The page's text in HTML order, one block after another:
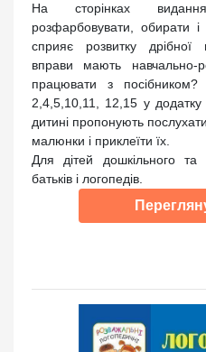
На сторінках
розфарбовувати, обирати
сприяє розвитку дрібної
вправи мають навчально-
працювати з
2,4,5,10,11, 12,15 у додатку
дитині пропонують
малюнки і приклеїти їх.
Для дітей дошкільного та
батьків і логопедів.